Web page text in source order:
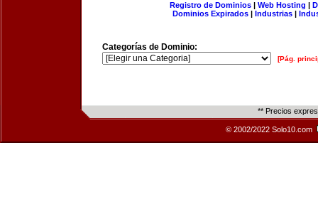
Registro de Dominios| Web Hosting |
Dominios Expirados | Industrias |
Categorías de Dominio:
[Pág.
** Precios
© 2002/2022 Solo10.com